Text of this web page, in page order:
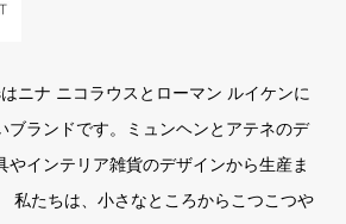
ニナ ニコラウスとローマン ルイケンに
ブランドです。ミュンヘンとアテネのデ
やインテリア雑貨のデザインから生産ま
私たちは、小さなところからこつこつや